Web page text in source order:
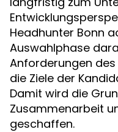
Headhunter Bonn
Auswahlphase
Anforderungen
die Ziele der
Damit wird die
Zusammenarbeit
geschaffen.